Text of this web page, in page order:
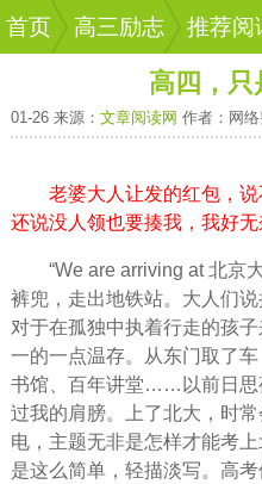
首页 高三励志 推荐阅
高四，只
01-26 来源： 文章阅读网 作者：网
老婆大人让发的红包，
还说没人领也要揍我，我好无
“We are arriving at 北京
裤兜，走出地铁站。大人们
对于在孤独中执着行走的孩
一的一点温存。从东门取了
书馆、百年讲堂……以前日思
过我的肩膀。上了北大，时
电，主题无非是怎样才能考
是这么简单，轻描淡写。 高考